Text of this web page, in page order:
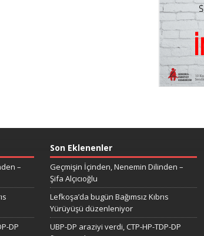
–
DP
Son Eklenenler
Geçmişin İçinden, Nenemin Dilinden –
Şifa Alçıcıoğlu
Lefkoşa’da bugün Bağımsız Kıbrıs
Yürüyüşü düzenleniyor
UBP-DP araziyi verdi, CTP-HP-TDP-DP